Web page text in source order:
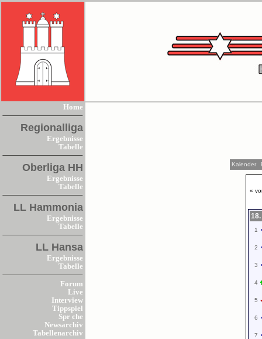
Home
Regionalliga
Ergebnisse
Tabelle
Oberliga HH
Ergebnisse
Tabelle
LL Hammonia
Ergebnisse
Tabelle
LL Hansa
Ergebnisse
Tabelle
Forum
Live
Interview
Tippspiel
Spr che
Newsarchiv
Tabellenarchiv
Kalender
«
1
2
3
4
5
6
7